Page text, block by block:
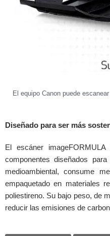
El equipo Canon puede
Diseñado para ser más
El escáner
componentes diseñados
medioambiental, consume
empaquetado en materiales
poliestireno. Su bajo peso, de
reducir las emisiones de